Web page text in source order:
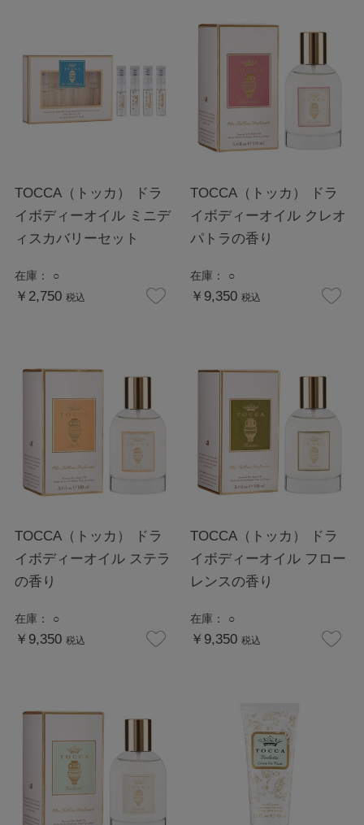
TOCCA（トッカ） ドラ
イボディーオイル ミニデ
ィスカバリーセット
在庫： ○
￥2,750 税込
TOCCA（トッカ） ドラ
イボディーオイル クレオ
パトラの香り
在庫： ○
￥9,350 税込
TOCCA（トッカ） ドラ
イボディーオイル ステラ
の香り
在庫： ○
￥9,350 税込
TOCCA（トッカ） ドラ
イボディーオイル フロー
レンスの香り
在庫： ○
￥9,350 税込